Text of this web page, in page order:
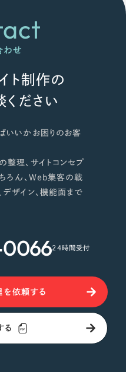
わせ
ト制作の
ださい
いいかお困りのお客
理、サイトコンセプ
ろん、Web集客の戦
ザイン、機能面まで
24時間受付
依頼する
る